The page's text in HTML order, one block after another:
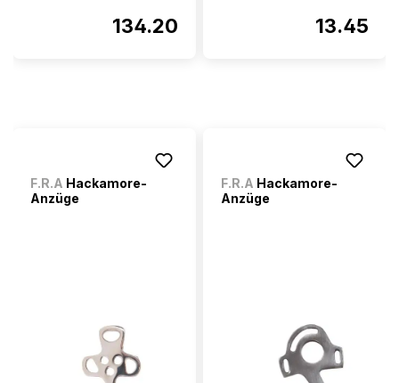
134.20 13.45
F.R.A Hackamore-
Anzüge
F.R.A Hackamore-
Anzüge